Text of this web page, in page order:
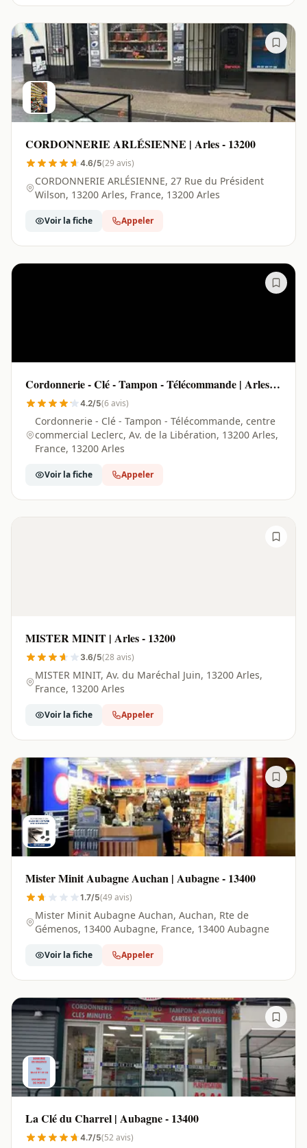
CORDONNERIE ARLÉSIENNE | Arles - 13200
4.6/5(29 avis)
CORDONNERIE ARLÉSIENNE, 27 Rue du Président
Wilson, 13200 Arles, France, 13200 Arles
Voir la fiche Appeler
Cordonnerie - Clé - Tampon - Télécommande | Arles -
13200
4.2/5(6 avis)
Cordonnerie - Clé - Tampon - Télécommande, centre
commercial Leclerc, Av. de la Libération, 13200 Arles,
France, 13200 Arles
Voir la fiche Appeler
MISTER MINIT | Arles - 13200
3.6/5(28 avis)
MISTER MINIT, Av. du Maréchal Juin, 13200 Arles,
France, 13200 Arles
Voir la fiche Appeler
Mister Minit Aubagne Auchan | Aubagne - 13400
1.7/5(49 avis)
Mister Minit Aubagne Auchan, Auchan, Rte de
Gémenos, 13400 Aubagne, France, 13400 Aubagne
Voir la fiche Appeler
La Clé du Charrel | Aubagne - 13400
4.7/5(52 avis)